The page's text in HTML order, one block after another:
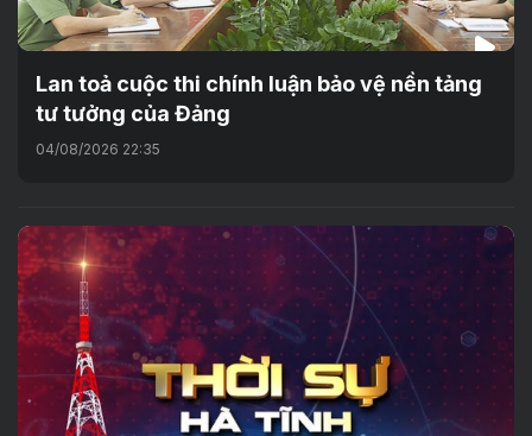
Lan toả cuộc thi chính luận bảo vệ nền tảng
tư tưởng của Đảng
04/08/2026 22:35